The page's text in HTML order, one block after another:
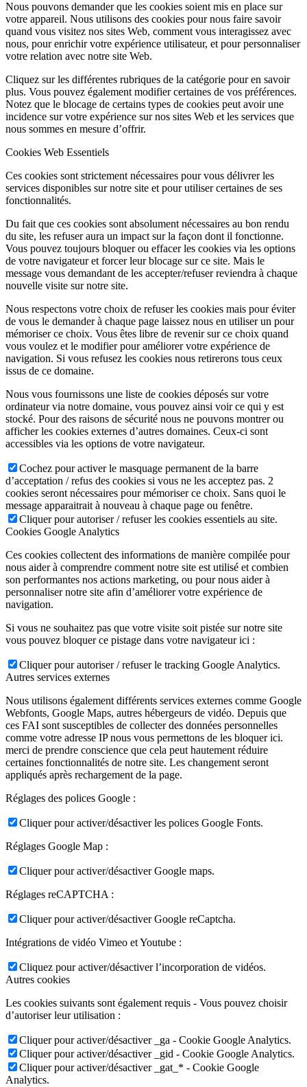
Nous pouvons demander que les cookies soient mis en place sur
votre appareil. Nous utilisons des cookies pour nous faire savoir
quand vous visitez nos sites Web, comment vous interagissez avec
nous, pour enrichir votre expérience utilisateur, et pour personnaliser
votre relation avec notre site Web.
Cliquez sur les différentes rubriques de la catégorie pour en savoir
plus. Vous pouvez également modifier certaines de vos préférences.
Notez que le blocage de certains types de cookies peut avoir une
incidence sur votre expérience sur nos sites Web et les services que
nous sommes en mesure d’offrir.
Cookies Web Essentiels
Ces cookies sont strictement nécessaires pour vous délivrer les
services disponibles sur notre site et pour utiliser certaines de ses
fonctionnalités.
Du fait que ces cookies sont absolument nécessaires au bon rendu
du site, les refuser aura un impact sur la façon dont il fonctionne.
Vous pouvez toujours bloquer ou effacer les cookies via les options
de votre navigateur et forcer leur blocage sur ce site. Mais le
message vous demandant de les accepter/refuser reviendra à chaque
nouvelle visite sur notre site.
Nous respectons votre choix de refuser les cookies mais pour éviter
de vous le demander à chaque page laissez nous en utiliser un pour
mémoriser ce choix. Vous êtes libre de revenir sur ce choix quand
vous voulez et le modifier pour améliorer votre expérience de
navigation. Si vous refusez les cookies nous retirerons tous ceux
issus de ce domaine.
Nous vous fournissons une liste de cookies déposés sur votre
ordinateur via notre domaine, vous pouvez ainsi voir ce qui y est
stocké. Pour des raisons de sécurité nous ne pouvons montrer ou
afficher les cookies externes d’autres domaines. Ceux-ci sont
accessibles via les options de votre navigateur.
Cochez pour activer le masquage permanent de la barre
d’acceptation / refus des cookies si vous ne les acceptez pas. 2
cookies seront nécessaires pour mémoriser ce choix. Sans quoi le
message apparaitrait à nouveau à chaque page ou fenêtre.
Cliquer pour autoriser / refuser les cookies essentiels au site.
Cookies Google Analytics
Ces cookies collectent des informations de manière compilée pour
nous aider à comprendre comment notre site est utilisé et combien
son performantes nos actions marketing, ou pour nous aider à
personnaliser notre site afin d’améliorer votre expérience de
navigation.
Si vous ne souhaitez pas que votre visite soit pistée sur notre site
vous pouvez bloquer ce pistage dans votre navigateur ici :
Cliquer pour autoriser / refuser le tracking Google Analytics.
Autres services externes
Nous utilisons également différents services externes comme Google
Webfonts, Google Maps, autres hébergeurs de vidéo. Depuis que
ces FAI sont susceptibles de collecter des données personnelles
comme votre adresse IP nous vous permettons de les bloquer ici.
merci de prendre conscience que cela peut hautement réduire
certaines fonctionnalités de notre site. Les changement seront
appliqués après rechargement de la page.
Réglages des polices Google :
Cliquer pour activer/désactiver les polices Google Fonts.
Réglages Google Map :
Cliquer pour activer/désactiver Google maps.
Réglages reCAPTCHA :
Cliquer pour activer/désactiver Google reCaptcha.
Intégrations de vidéo Vimeo et Youtube :
Cliquez pour activer/désactiver l’incorporation de vidéos.
Autres cookies
Les cookies suivants sont également requis - Vous pouvez choisir
d’autoriser leur utilisation :
Cliquer pour activer/désactiver _ga - Cookie Google Analytics.
Cliquer pour activer/désactiver _gid - Cookie Google Analytics.
Cliquer pour activer/désactiver _gat_* - Cookie Google
Analytics.